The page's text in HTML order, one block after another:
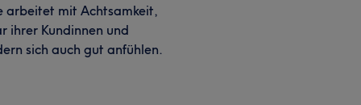
arbeitet mit Achtsamkeit,
ihrer Kundinnen und
sich auch gut anfühlen.